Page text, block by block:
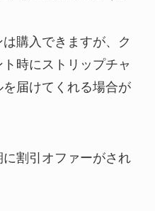
購入できますが、ク
時にストリップチャ
届けてくれる場合が
割引オファーがされ